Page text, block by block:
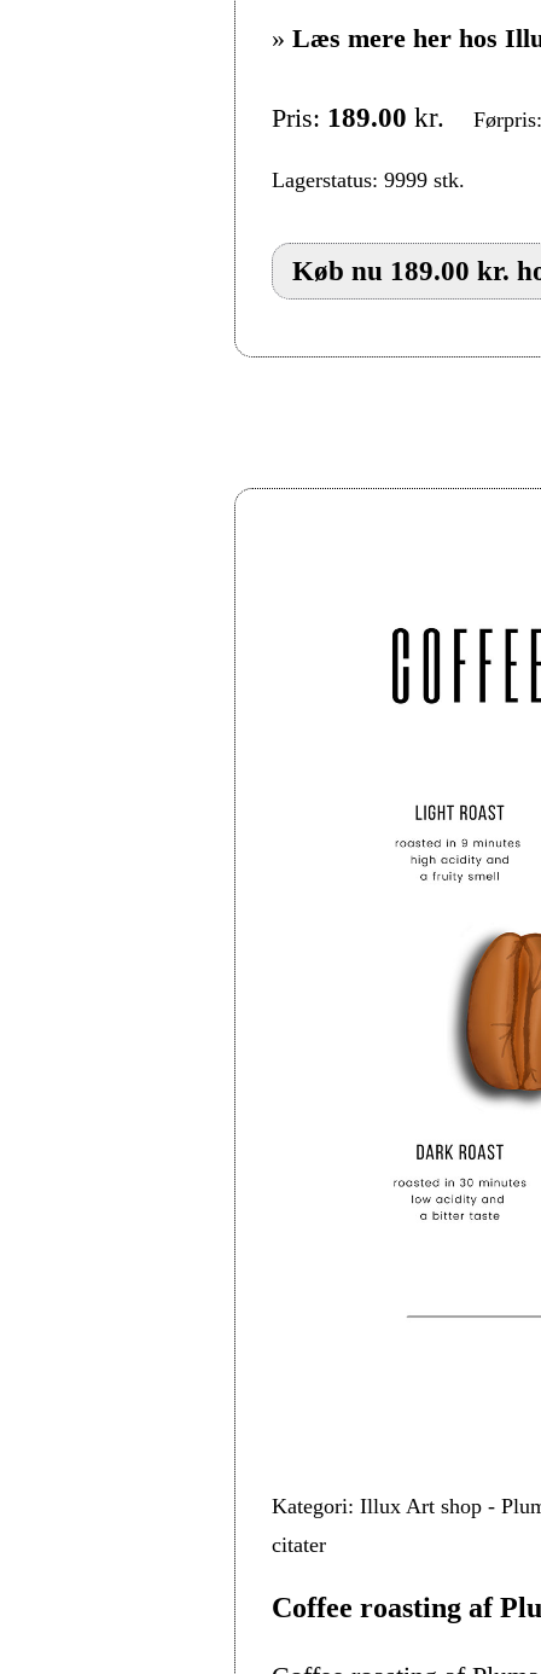
» Læs mere her hos
Pris: 189.00 kr.
Lagerstatus: 9999 stk.
Køb nu 189.00 kr.
Kategori: Illux Art shop -
citater
Coffee roasting af